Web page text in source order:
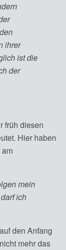
ihrer
ist die
der
früh diesen
Hier haben
mein
ich
den Anfang
mehr das